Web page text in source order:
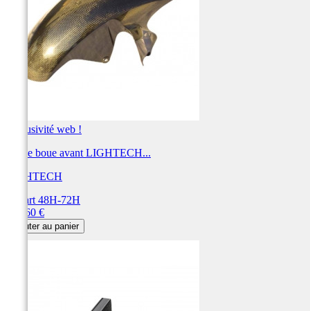
Exclusivité web !
Garde boue avant LIGHTECH...
LIGHTECH
Départ 48H-72H
303,60 €
Ajouter au panier